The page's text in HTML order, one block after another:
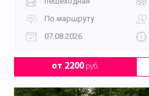
По маршруту
07.08.2026
от 2200руб.